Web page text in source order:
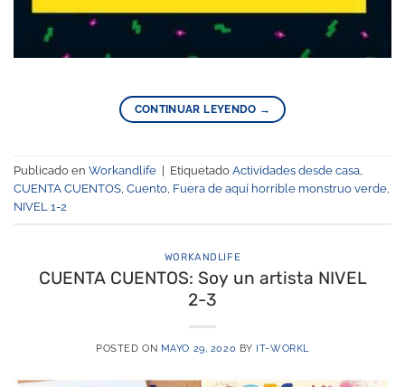
CONTINUAR LEYENDO →
Publicado en Workandlife Etiquetado Actividades desde casa,
CUENTA CUENTOS, Cuento, Fuera de aquí horrible monstruo verde,
NIVEL 1-2
WORKANDLIFE
CUENTA CUENTOS: Soy un artista NIVEL
2-3
POSTED ON MAYO 29, 2020 BY IT-WORKL